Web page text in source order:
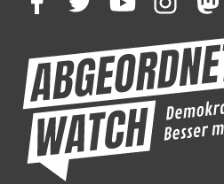
facebooktwitteryoutube